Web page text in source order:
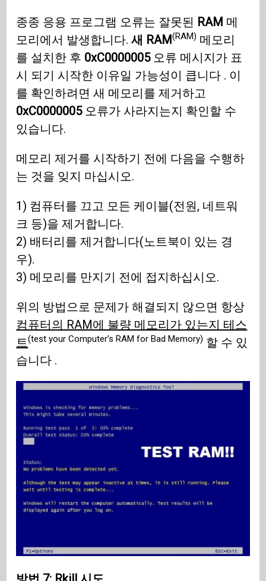
종종 응용 프로그램 오류는 잘못된 RAM 메
모리에서 발생합니다.새 RAM(RAM) 메모리
를 설치한 후 0xC0000005오류 메시지가 표
시 되기 시작한 이유일 가능성이 큽니다 . 이
를 확인하려면 새 메모리를 제거하고
0xC0000005오류가 사라지는지 확인할 수
있습니다.
메모리 제거를 시작하기 전에 다음을 수행하
는 것을 잊지 마십시오.
1) 컴퓨터를 끄고 모든 케이블(전원, 네트워
크 등)을 제거합니다.
2) 배터리를 제거합니다(노트북이 있는 경
우).
3) 메모리를 만지기 전에 접지하십시오.
위의 방법으로 문제가 해결되지 않으면 항상
컴퓨터의 RAM에 불량 메모리가 있는지 테스
트(test your Computer’s RAM for Bad Memory) 할 수 있
습니다 .